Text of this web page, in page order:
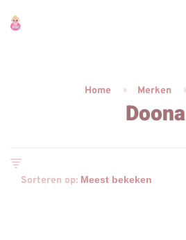
Home Merken
Doona
Sorteren op: